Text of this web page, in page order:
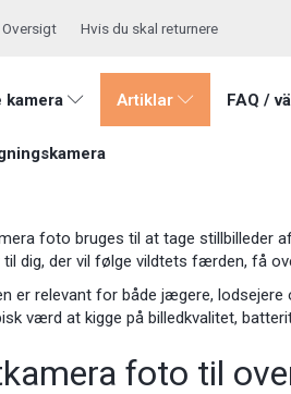
Oversigt Hvis du skal returnere
kamera Artiklar FAQ /
foto bruges til at tage stillbilleder
til dig, der vil følge vildtets færden, få
er relevant for både jægere,
værd at kigge på billedkvalitet,
foto til